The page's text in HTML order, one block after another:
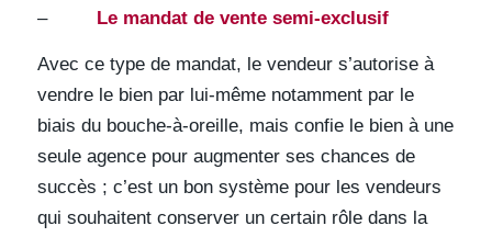
– Le mandat de vente semi-exclusif
Avec ce type de mandat, le vendeur s’autorise à
vendre le bien par lui-même notamment par le
biais du bouche-à-oreille, mais confie le bien à une
seule agence pour augmenter ses chances de
succès ; c’est un bon système pour les vendeurs
qui souhaitent conserver un certain rôle dans la